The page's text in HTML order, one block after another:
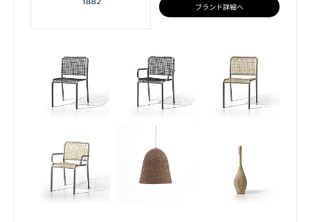
ブランド詳細へ